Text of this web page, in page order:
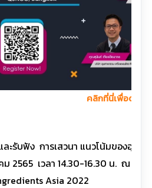
คลิกที่นี่เพื่อดูรูป
ะรับฟัง การเสวนา แนวโน้มของอุตสา
2565 เวลา 14.30-16.30 น. ณ
Asia 2022